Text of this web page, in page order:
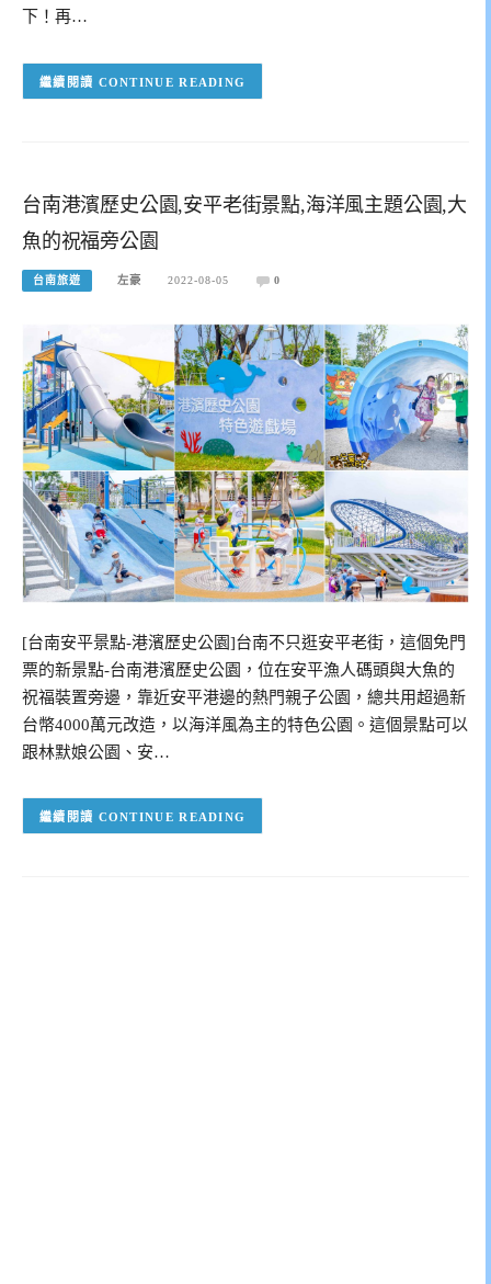
下！再…
CONTINUE READING
台南港濱歷史公園,安平老街景點,海洋風主題公園,大
魚的祝福旁公園
台南旅遊 左豪 2022-08-05 0
[台南安平景點-港濱歷史公園]台南不只逛安平老街，這個免門
票的新景點-台南港濱歷史公園，位在安平漁人碼頭與大魚的
祝福裝置旁邊，靠近安平港邊的熱門親子公園，總共用超過新
台幣4000萬元改造，以海洋風為主的特色公園。這個景點可以
跟林默娘公園、安…
CONTINUE READING